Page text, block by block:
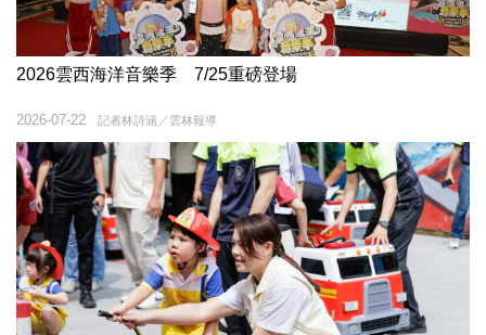
2026雲西海洋音樂季 7/25重磅登場
記者林詩涵／雲林報導
2026-07-22